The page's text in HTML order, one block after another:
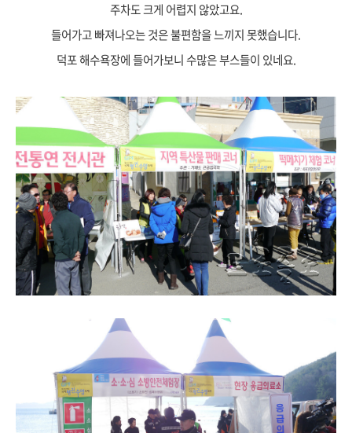
주차도 크게 어렵지 않았고요.
들어가고 빠져나오는 것은 불편함을 느끼지 못했습니다.
덕포 해수욕장에 들어가보니 수많은 부스들이 있네요.